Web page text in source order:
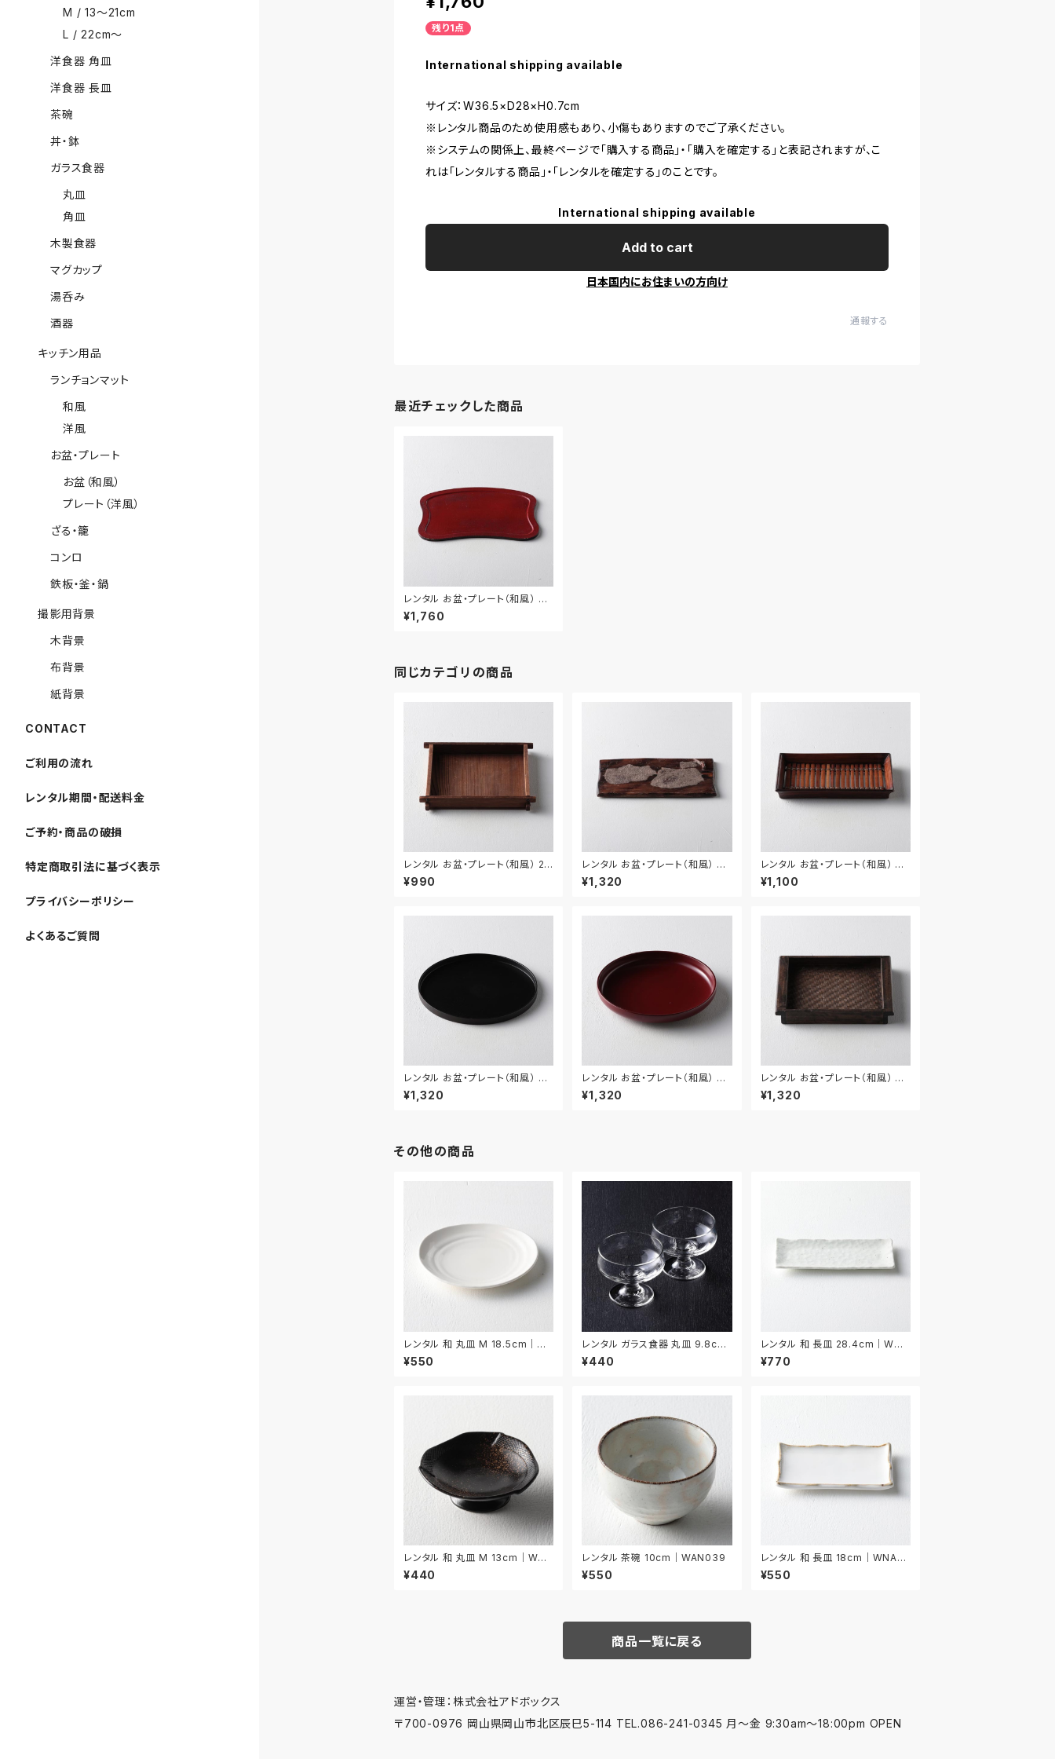
残り1点
International shipping available
サイズ：W36.5×D28×H0.7cm
※レンタル商品のため使用感もあり、小傷もありますのでご了承ください。
※システムの関係上、最終ページで「購入する商品」・「購入を確定する」と表記されますが、こ
れは「レンタルする商品」・「レンタルを確定する」のことです。
International shipping available
Add to cart
日本国内にお住まいの方向け
通報する
最近チェックした商品
レンタル お盆・プレート（和風） 3
6.5cm｜BON010
¥1,760
同じカテゴリの商品
レンタル お盆・プレート（和風） 29
cm｜BON018
¥990
レンタル お盆・プレート（和風） 40
cm｜BON019
¥1,320
レンタル お盆・プレート（和風） 35
cm｜BON020
¥1,100
レンタル お盆・プレート（和風） 3
0.5cm｜BON021
¥1,320
レンタル お盆・プレート（和風） 30
cm｜BON022
¥1,320
レンタル お盆・プレート（和風） 3
0.5cm｜BON023
¥1,320
その他の商品
レンタル 和 丸皿 M 18.5cm｜W
MM045
¥550
レンタル ガラス食器 丸皿 9.8cm
2枚セット｜GLM129
¥440
レンタル 和 長皿 28.4cm｜WNA
008
¥770
レンタル 和 丸皿 M 13cm｜WM
M041
¥440
レンタル 茶碗 10cm｜WAN039
¥550
レンタル 和 長皿 18cm｜WNA02
4
¥550
商品一覧に戻る
運営・管理：株式会社アドボックス
〒700-0976 岡山県岡山市北区辰巳5-114 TEL.086-241-0345 月〜金 9:30am〜18:00pm OPEN
M / 13〜21cm
L / 22cm〜
洋食器 角皿
洋食器 長皿
茶碗
丼・鉢
ガラス食器
丸皿
角皿
木製食器
マグカップ
湯呑み
酒器
キッチン用品
ランチョンマット
和風
洋風
お盆・プレート
お盆（和風）
プレート（洋風）
ざる・籠
コンロ
鉄板・釜・鍋
撮影用背景
木背景
布背景
紙背景
CONTACT
ご利用の流れ
レンタル期間・配送料金
ご予約・商品の破損
特定商取引法に基づく表示
プライバシーポリシー
よくあるご質問